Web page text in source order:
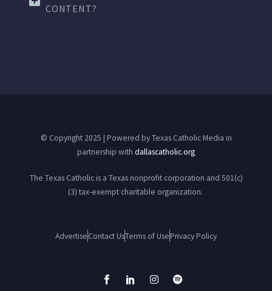
CONTENT?
© Copyright 2025 | Powered by Texas Catholic Media in
partnership with dallascatholic.org
The Texas Catholic is a Texas nonprofit corporation and 501(c)
(3) tax-exempt charitable organization.
AdvertiseContact UsTerms of UsePrivacy Policy